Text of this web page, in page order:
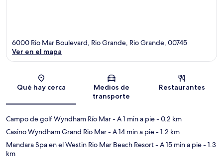
Sección del mapa
6000 Rio Mar Boulevard, Rio Grande, Rio Grande, 00745
Ver en el mapa
Qué hay cerca
Medios de
transporte
Restaurantes
Campo de golf Wyndham Río Mar- A 1 min a pie- 0.2 km
Casino Wyndham Grand Rio Mar- A 14 min a pie- 1.2 km
Mandara Spa en el Westin Rio Mar Beach Resort- A 15 min a pie- 1.3
km